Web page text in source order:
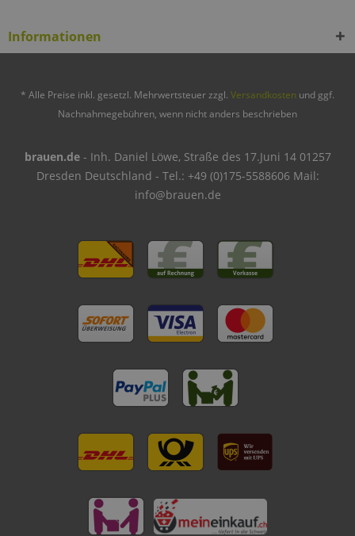
Informationen
* Alle Preise inkl. gesetzl. Mehrwertsteuer zzgl. Versandkosten und ggf.
Nachnahmegebühren, wenn nicht anders beschrieben
brauen.de- Inh. Daniel Löwe, Straße des 17.Juni 14 01257
Dresden Deutschland - Tel.: +49 (0)175-5588606 Mail:
info@brauen.de